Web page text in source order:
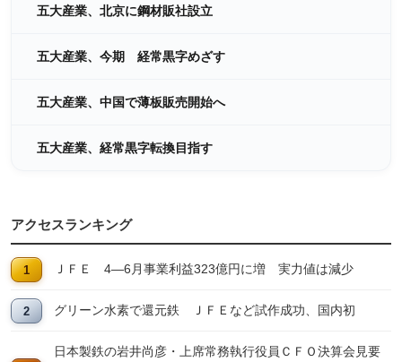
五大産業、北京に鋼材販社設立
五大産業、今期 経常黒字めざす
五大産業、中国で薄板販売開始へ
五大産業、経常黒字転換目指す
アクセスランキング
ＪＦＥ 4―6月事業利益323億円に増 実力値は減少
グリーン水素で還元鉄 ＪＦＥなど試作成功、国内初
日本製鉄の岩井尚彦・上席常務執行役員ＣＦＯ決算会見要